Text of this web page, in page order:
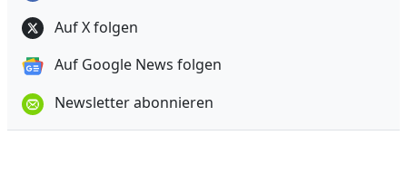
Auf X folgen
Auf Google News folgen
Newsletter abonnieren